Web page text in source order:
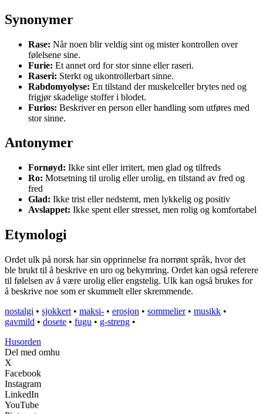
Synonymer
Rase: Når noen blir veldig sint og mister kontrollen over
følelsene sine.
Furie: Et annet ord for stor sinne eller raseri.
Raseri: Sterkt og ukontrollerbart sinne.
Rabdomyolyse: En tilstand der muskelceller brytes ned og
frigjør skadelige stoffer i blodet.
Furios: Beskriver en person eller handling som utføres med
stor sinne.
Antonymer
Fornøyd: Ikke sint eller irritert, men glad og tilfreds
Ro: Motsetning til urolig eller urolig, en tilstand av fred og
fred
Glad: Ikke trist eller nedstemt, men lykkelig og positiv
Avslappet: Ikke spent eller stresset, men rolig og komfortabel
Etymologi
Ordet ulk på norsk har sin opprinnelse fra norrønt språk, hvor det
ble brukt til å beskrive en uro og bekymring. Ordet kan også referere
til følelsen av å være urolig eller engstelig. Ulk kan også brukes for
å beskrive noe som er skummelt eller skremmende.
nostalgi • sjokkert • maksi- • erosjon • sommelier• musikk •
gavmild • dosete • fugu • g-streng •
Husorden
Del med omhu
X
Facebook
Instagram
LinkedIn
YouTube